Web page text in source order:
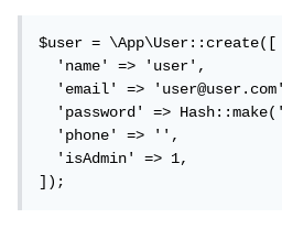
$user = \App\User::create([
  'name' => 'user',
  'email' => 'user@user.com',
  'password' => Hash::make('123123123'),
  'phone' => '',
  'isAdmin' => 1,
]);